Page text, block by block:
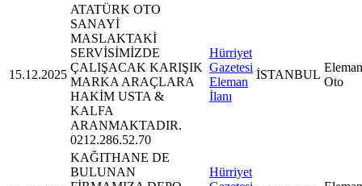
15.12.2025
ATATÜRK OTO
SANAYİ
MASLAKTAKİ
SERVİSİMİZDE
ÇALIŞACAK KARIŞIK
MARKA ARAÇLARA
HAKİM USTA &
KALFA
ARANMAKTADIR.
0212.286.52.70
Hürriyet
Gazetesi
Eleman
İlanı
İSTANBUL
Oto
KAĞITHANE DE
BULUNAN
Hürriyet